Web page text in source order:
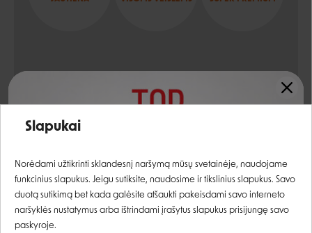
šviežia mėsa (iš jų jautiena mažiausiai 10%)
Analitinės sudedamosios dalys
žali baltymai
Registruotis
Slapukai
Norėdami užtikrinti sklandesnį naršymą mūsų svetainėje, naudojame
funkcinius slapukus. Jeigu sutiksite, naudosime ir tikslinius slapukus. Savo
duotą sutikimą bet kada galėsite atšaukti pakeisdami savo interneto
naršyklės nustatymus arba ištrindami įrašytus slapukus prisijungę savo
paskyroje.